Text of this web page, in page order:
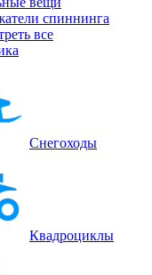
спиннинга
все
Снегоходы
Квадроциклы